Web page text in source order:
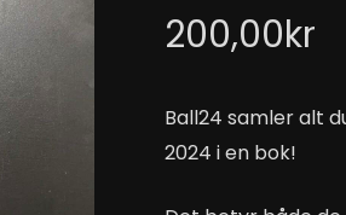
200,00kr
Ball24 samler alt
2024 i en bok!